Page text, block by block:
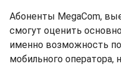
Абоненты MegaCom,
смогут оценить
именно возможность
мобильного оператора,